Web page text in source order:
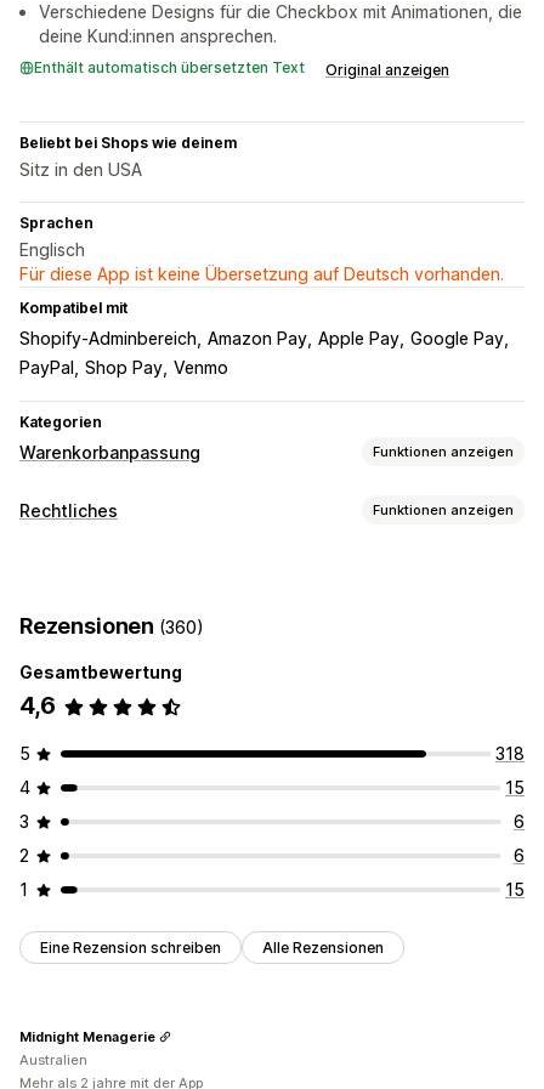
Verschiedene Designs für die Checkbox mit Animationen, die
deine Kund:innen ansprechen.
Enthält automatisch übersetzten Text Original anzeigen
Beliebt bei Shops wie deinem
Sitz in den USA
Sprachen
Englisch
Für diese App ist keine Übersetzung auf Deutsch vorhanden.
Kompatibel mit
Shopify-Adminbereich Amazon Pay Apple Pay Google Pay
PayPal
Shop Pay Venmo
Kategorien
Warenkorbanpassung Funktionen anzeigen
Warenkorbanzeige
Rechtliches Funktionen anzeigen
Kontrollkästchen
Farbe und Schriftart
Rezensionen (360)
Gesamtbewertung
4,6
5
318
4
15
3
6
2
6
1
15
Eine Rezension schreiben Alle Rezensionen
Midnight Menagerie
Australien
Mehr als 2 jahre mit der App